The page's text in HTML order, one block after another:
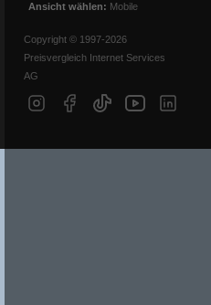
Ansicht wählen: Mobile
Copyright © 1997-2026
Preisvergleich Internet Services
AG